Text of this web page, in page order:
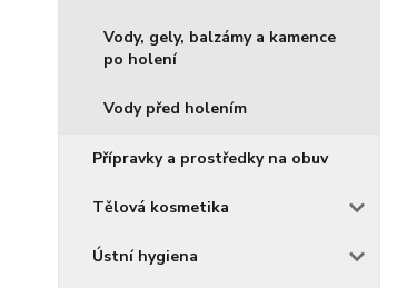
Vody, gely, balzámy a kamence
po holení
Vody před holením
Přípravky a prostředky na obuv
Tělová kosmetika
Ústní hygiena